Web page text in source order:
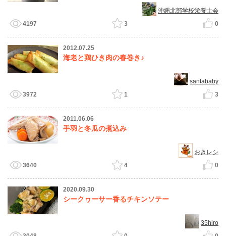
沖縄北部学校栄養士会
4197
3 0
2012.07.25
海老と鶏ひき肉の春巻き♪
santababy
3972
1 3
2011.06.06
手羽と冬瓜の煮込み
おきレシ
3640
4 0
2020.09.30
シークヮーサー香るチキンソテー
35hiro